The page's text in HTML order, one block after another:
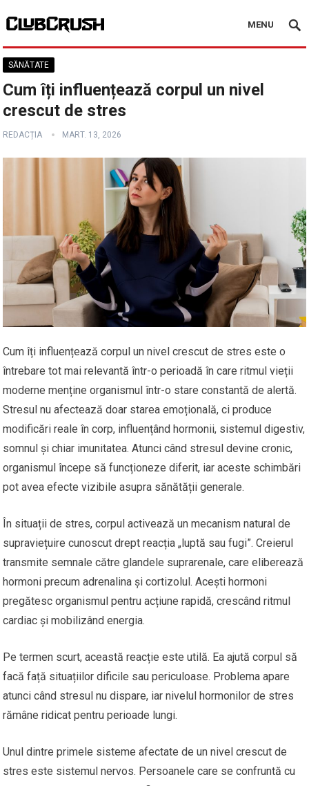
MENU
SĂNĂTATE
Cum îți influențează corpul un nivel
crescut de stres
REDACȚIA MART. 13, 2026
Cum îți influențează corpul un nivel crescut de stres este o
întrebare tot mai relevantă într-o perioadă în care ritmul vieții
moderne menține organismul într-o stare constantă de alertă.
Stresul nu afectează doar starea emoțională, ci produce
modificări reale în corp, influențând hormonii, sistemul digestiv,
somnul și chiar imunitatea. Atunci când stresul devine cronic,
organismul începe să funcționeze diferit, iar aceste schimbări
pot avea efecte vizibile asupra sănătății generale.
În situații de stres, corpul activează un mecanism natural de
supraviețuire cunoscut drept reacția „luptă sau fugi”. Creierul
transmite semnale către glandele suprarenale, care eliberează
hormoni precum adrenalina și cortizolul. Acești hormoni
pregătesc organismul pentru acțiune rapidă, crescând ritmul
cardiac și mobilizând energia.
Pe termen scurt, această reacție este utilă. Ea ajută corpul să
facă față situațiilor dificile sau periculoase. Problema apare
atunci când stresul nu dispare, iar nivelul hormonilor de stres
rămâne ridicat pentru perioade lungi.
Unul dintre primele sisteme afectate de un nivel crescut de
stres este sistemul nervos. Persoanele care se confruntă cu